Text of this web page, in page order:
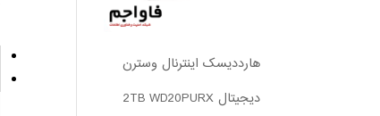
هارددیسک اینترنال وسترن
دیجیتال 2TB WD20PURX